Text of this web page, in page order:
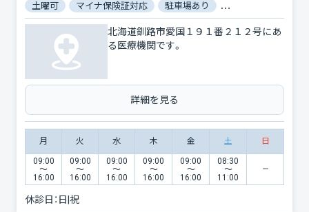
土曜可 マイナ保険証対応 駐車場あり バリアフリー
北海道釧路市愛国１９１番２１２号にあ
る医療機関です。
詳細を見る
月 火 水 木 金 土 日
09:00
〜
16:00
09:00
〜
16:00
09:00
〜
16:00
09:00
〜
16:00
09:00
〜
16:00
08:30
〜
11:00
休診日： 日|祝